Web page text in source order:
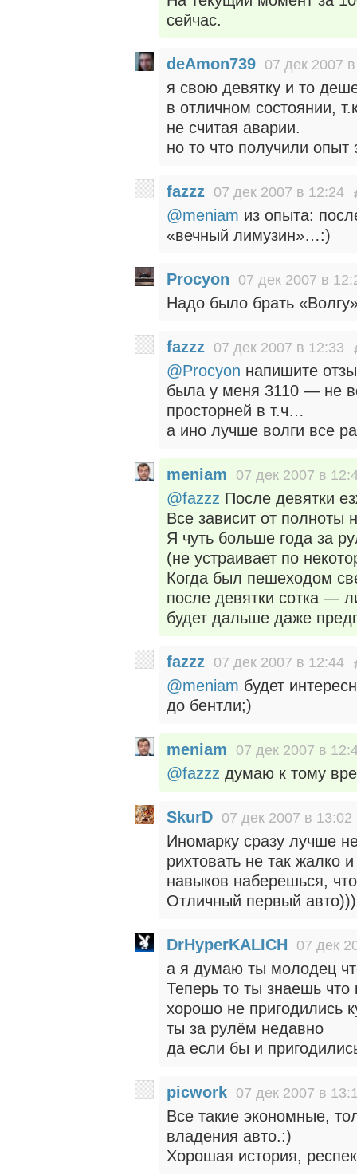
сейчас.
deAmon739 07 дек 2007
я свою девятку и то
в отличном состоянии,
не считая аварии.
но то что получили
fazzz 07 дек 2007 в 12:24
@meniam из опыта:
«вечный лимузин»…:)
Procyon 07 дек 2007 в
Надо было брать
fazzz 07 дек 2007 в 12:33
@Procyon напишите
была у меня 3110 — не
просторней в т.ч…
а ино лучше волги все
meniam 07 дек 2007 в
@fazzz После девятки
Все зависит от полноты
Я чуть больше года за
(не устраивает по
Когда был пешеходом
после девятки сотка —
будет дальше даже
fazzz 07 дек 2007 в 12:44
@meniam будет
до бентли;)
meniam 07 дек 2007 в
@fazzz думаю к тому
SkurD 07 дек 2007 в 13:02
Иномарку сразу лучше
рихтовать не так жалко
навыков наберешься,
Отличный первый авто)))
DrHyperKALICH 07 дек
а я думаю ты молодец
Теперь то ты знаешь
хорошо не пригодились
ты за рулём недавно
да если бы и
picwork 07 дек 2007 в
Все такие экономные,
владения авто.:)
Хорошая история,